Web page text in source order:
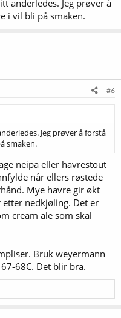
anderledes. Jeg prøver å
i vil bli på smaken.
#6
Jeg prøver å forstå
smaken.
neipa eller havrestout
når ellers røstede
Mye havre gir økt
nedkjøling. Det er
cream ale som skal
Bruk weyermann
68C. Det blir bra.